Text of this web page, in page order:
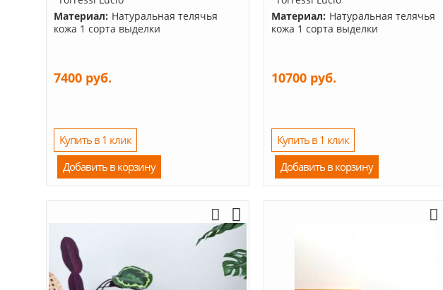
Материал: Натуральная телячья
кожа 1 сорта выделки
7400 руб.
Купить в 1 клик
Добавить в корзину
Материал: Натуральная телячья
кожа 1 сорта выделки
10700 руб.
Купить в 1 клик
Добавить в корзину